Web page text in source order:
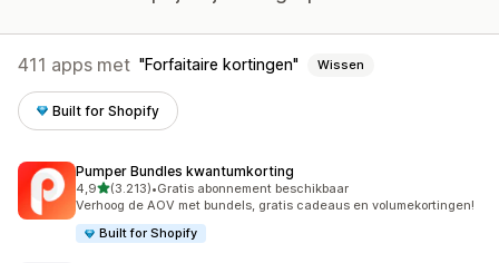
411 apps met Forfaitaire kortingen Wissen
Built for Shopify
Pumper Bundles kwantumkorting
4,9van 5 sterren
(3.213)
3213 recensies in totaal
•Gratis abonnement beschikbaar
Verhoog de AOV met bundels, gratis cadeaus en volumekortingen!
Built for Shopify